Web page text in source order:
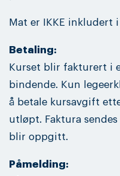
Mat er IKKE inkludert
Betaling:
Kurset blir fakturert i
bindende. Kun
å betale kursavgift
utløpt. Faktura
blir oppgitt.
Påmelding: